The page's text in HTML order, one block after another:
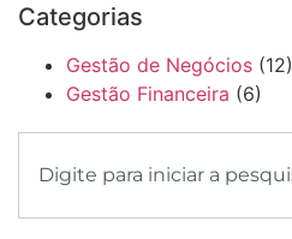
Categorias
Gestão de Negócios (12)
Gestão Financeira (6)